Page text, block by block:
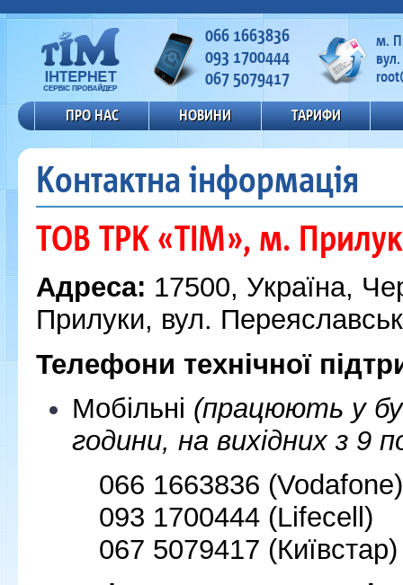
066 1663836
093 1700444
067 5079417
м.
ПРО НАС НОВИНИ ТАРИФИ
Контактна інформація
ТОВ ТРК «ТІМ», м.
Адреса: 17500, Україна,
Прилуки, вул.
Телефони технічної
Мобільні (працюють у
години, на вихідних з 9
066 1663836 (Vodafone)
093 1700444 (Lifecell)
067 5079417 (Київстар)